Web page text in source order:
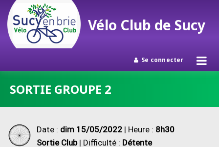
contenu
Vélo Club de Sucy
Se connecter
SORTIE GROUPE 2
Date : dim 15/05/2022 | Heure : 8h30
Sortie Club| Difficulté : Détente